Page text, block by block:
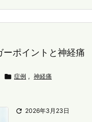
ポイントと神経痛
 症例 , 神経痛
 2026年3月23日